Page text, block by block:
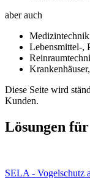
aber auch
Medizintechnik
Lebensmittel-,
Diese Seite wird
Kunden.
Lösungen
SELA - Vogelschutz